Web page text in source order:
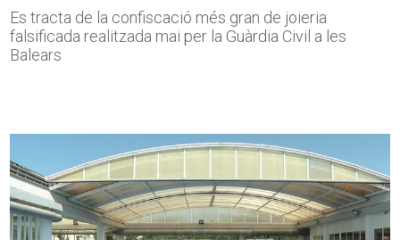
Es tracta de la confiscació més gran de joieria
falsificada realitzada mai per la Guàrdia Civil a les
Balears